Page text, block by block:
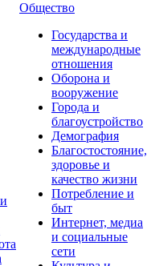
Общество
Государства и
международные
отношения
Оборона и
вооружение
Города и
благоустройство
Демография
Благостостояние,
здоровье и
качество жизни
Потребление и
быт
Интернет, медиа
и социальные
сети